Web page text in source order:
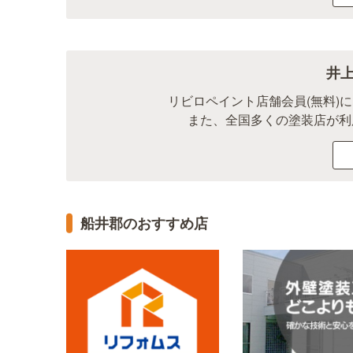
井
リビロペイント店舗会員(無料)
また、全国多くの塗装店が
船井郡のおすすめ店